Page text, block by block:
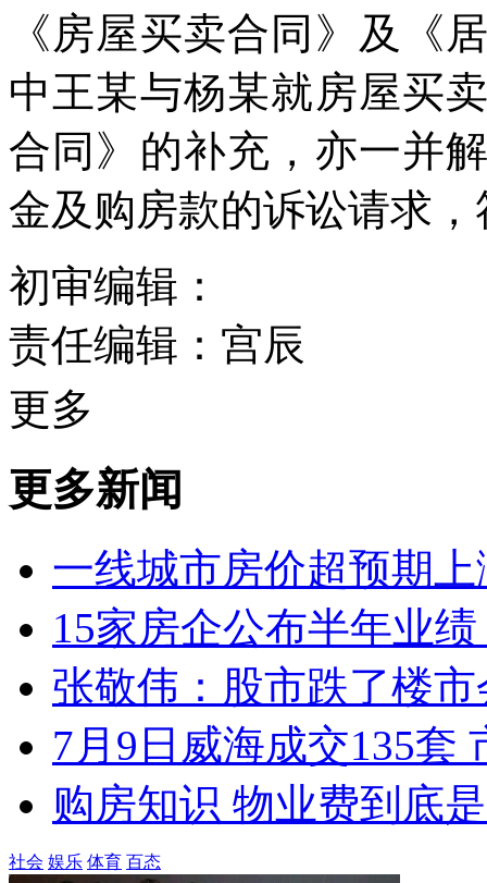
《房屋买卖合同》及《
中王某与杨某就房屋买
合同》的补充，亦一并
金及购房款的诉讼请求
初审编辑：
责任编辑：宫辰
更多
更多新闻
一线城市房价超预期
15家房企公布半年业
张敬伟：股市跌了楼
7月9日威海成交135套
购房知识 物业费到底
社会 娱乐 体育 百态